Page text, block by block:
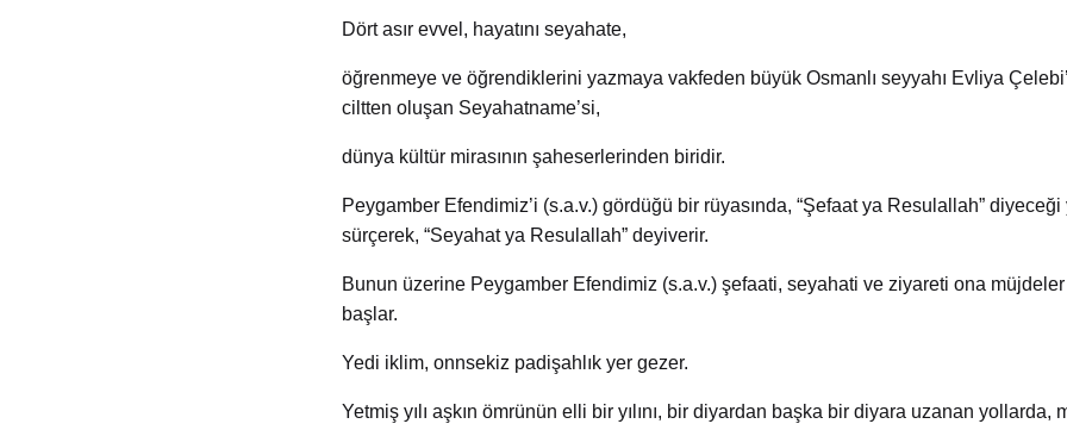
Dört asır evvel, hayatını seyahate,
öğrenmeye ve öğrendiklerini yazmaya vakfeden büyük Osmanlı seyyahı Evliya
ciltten oluşan Seyahatname’si,
dünya kültür mirasının şaheserlerinden biridir.
Peygamber Efendimiz’i (s.a.v.) gördüğü bir rüyasında, “Şefaat ya Resulallah”
sürçerek, “Seyahat ya Resulallah” deyiverir.
Bunun üzerine Peygamber Efendimiz (s.a.v.) şefaati, seyahati ve ziyareti ona
başlar.
Yedi iklim, onnsekiz padişahlık yer gezer.
Yetmiş yılı aşkın ömrünün elli bir yılını, bir diyardan başka bir diyara uzanan yollarda,